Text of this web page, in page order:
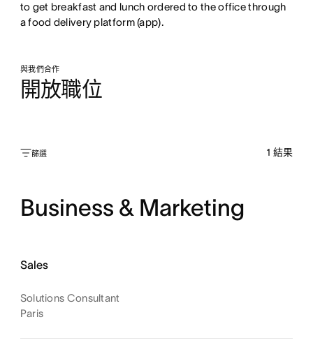
to get breakfast and lunch ordered to the office through
a food delivery platform (app).
與我們合作
開放職位
篩選 1 結果
Business & Marketing
Sales
Solutions Consultant
Paris